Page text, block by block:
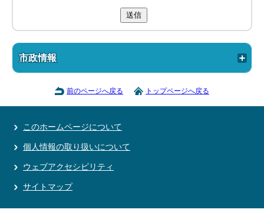
送信
市政情報
前のページへ戻る トップページへ戻る
このホームページについて
個人情報の取り扱いについて
ウェブアクセシビリティ
サイトマップ